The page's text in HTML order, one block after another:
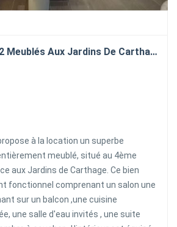
Appartement S+2 Meublés Aux Jardins De Carthage
à la location un superbe
meublé, situé au 4ème
aux Jardins de Carthage. Ce bien
fonctionnel comprenant un salon une
sur un balcon ,une cuisine
une salle d'eau invités , une suite